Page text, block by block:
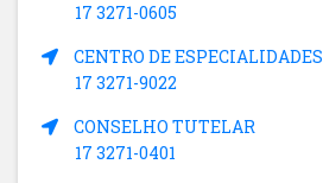
17 3271-0605
CENTRO DE ESPECIALIDADES
17 3271-9022
CONSELHO TUTELAR
17 3271-0401